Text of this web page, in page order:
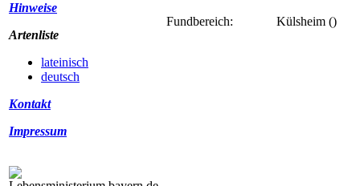
Hinweise
Artenliste
lateinisch
deutsch
Kontakt
Impressum
Fundbereich: Külsheim ()